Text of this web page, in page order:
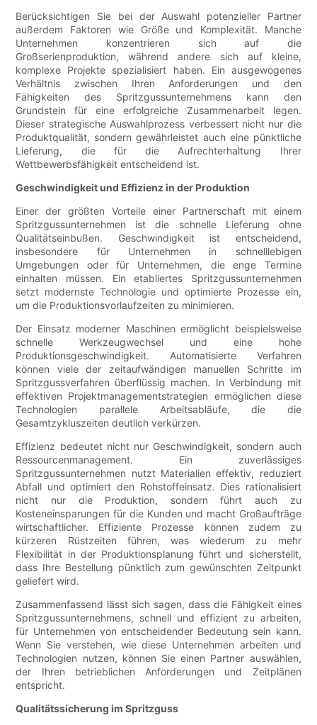
Berücksichtigen Sie bei der Auswahl potenzieller Partner
außerdem Faktoren wie Größe und Komplexität. Manche
Unternehmen konzentrieren sich auf die
Großserienproduktion, während andere sich auf kleine,
komplexe Projekte spezialisiert haben. Ein ausgewogenes
Verhältnis zwischen Ihren Anforderungen und den
Fähigkeiten des Spritzgussunternehmens kann den
Grundstein für eine erfolgreiche Zusammenarbeit legen.
Dieser strategische Auswahlprozess verbessert nicht nur die
Produktqualität, sondern gewährleistet auch eine pünktliche
Lieferung, die für die Aufrechterhaltung Ihrer
Wettbewerbsfähigkeit entscheidend ist.
Geschwindigkeit und Effizienz in der Produktion
Einer der größten Vorteile einer Partnerschaft mit einem
Spritzgussunternehmen ist die schnelle Lieferung ohne
Qualitätseinbußen. Geschwindigkeit ist entscheidend,
insbesondere für Unternehmen in schnelllebigen
Umgebungen oder für Unternehmen, die enge Termine
einhalten müssen. Ein etabliertes Spritzgussunternehmen
setzt modernste Technologie und optimierte Prozesse ein,
um die Produktionsvorlaufzeiten zu minimieren.
Der Einsatz moderner Maschinen ermöglicht beispielsweise
schnelle Werkzeugwechsel und eine hohe
Produktionsgeschwindigkeit. Automatisierte Verfahren
können viele der zeitaufwändigen manuellen Schritte im
Spritzgussverfahren überflüssig machen. In Verbindung mit
effektiven Projektmanagementstrategien ermöglichen diese
Technologien parallele Arbeitsabläufe, die die
Gesamtzykluszeiten deutlich verkürzen.
Effizienz bedeutet nicht nur Geschwindigkeit, sondern auch
Ressourcenmanagement. Ein zuverlässiges
Spritzgussunternehmen nutzt Materialien effektiv, reduziert
Abfall und optimiert den Rohstoffeinsatz. Dies rationalisiert
nicht nur die Produktion, sondern führt auch zu
Kosteneinsparungen für die Kunden und macht Großaufträge
wirtschaftlicher. Effiziente Prozesse können zudem zu
kürzeren Rüstzeiten führen, was wiederum zu mehr
Flexibilität in der Produktionsplanung führt und sicherstellt,
dass Ihre Bestellung pünktlich zum gewünschten Zeitpunkt
geliefert wird.
Zusammenfassend lässt sich sagen, dass die Fähigkeit eines
Spritzgussunternehmens, schnell und effizient zu arbeiten,
für Unternehmen von entscheidender Bedeutung sein kann.
Wenn Sie verstehen, wie diese Unternehmen arbeiten und
Technologien nutzen, können Sie einen Partner auswählen,
der Ihren betrieblichen Anforderungen und Zeitplänen
entspricht.
Qualitätssicherung im Spritzguss